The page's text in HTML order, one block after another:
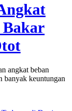
angkat beban
banyak keuntungan